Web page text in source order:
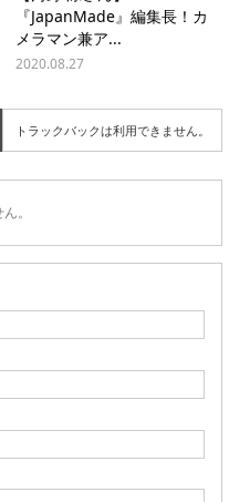
『JapanMade』編集長！カ
メラマン兼ア...
2020.08.27
トラックバックは利用できません。
。